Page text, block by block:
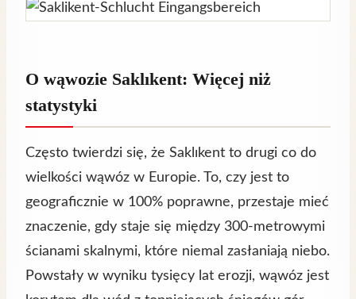
O wąwozie Saklıkent: Więcej niż
statystyki
Często twierdzi się, że Saklıkent to drugi co do
wielkości wąwóz w Europie. To, czy jest to
geograficznie w 100% poprawne, przestaje mieć
znaczenie, gdy staje się między 300-metrowymi
ścianami skalnymi, które niemal zasłaniają niebo.
Powstały w wyniku tysięcy lat erozji, wąwóz jest